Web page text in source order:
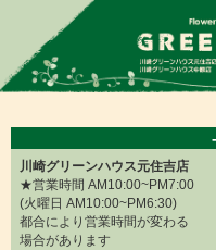
川崎グリーンハウス元住吉店
★営業時間 AM10:00~PM7:00
(火曜日 AM10:00~PM6:30)
都合により営業時間が変わる
場合があります